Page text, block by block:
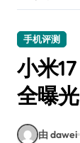
手机评测
小米
全曝光
由 dawei